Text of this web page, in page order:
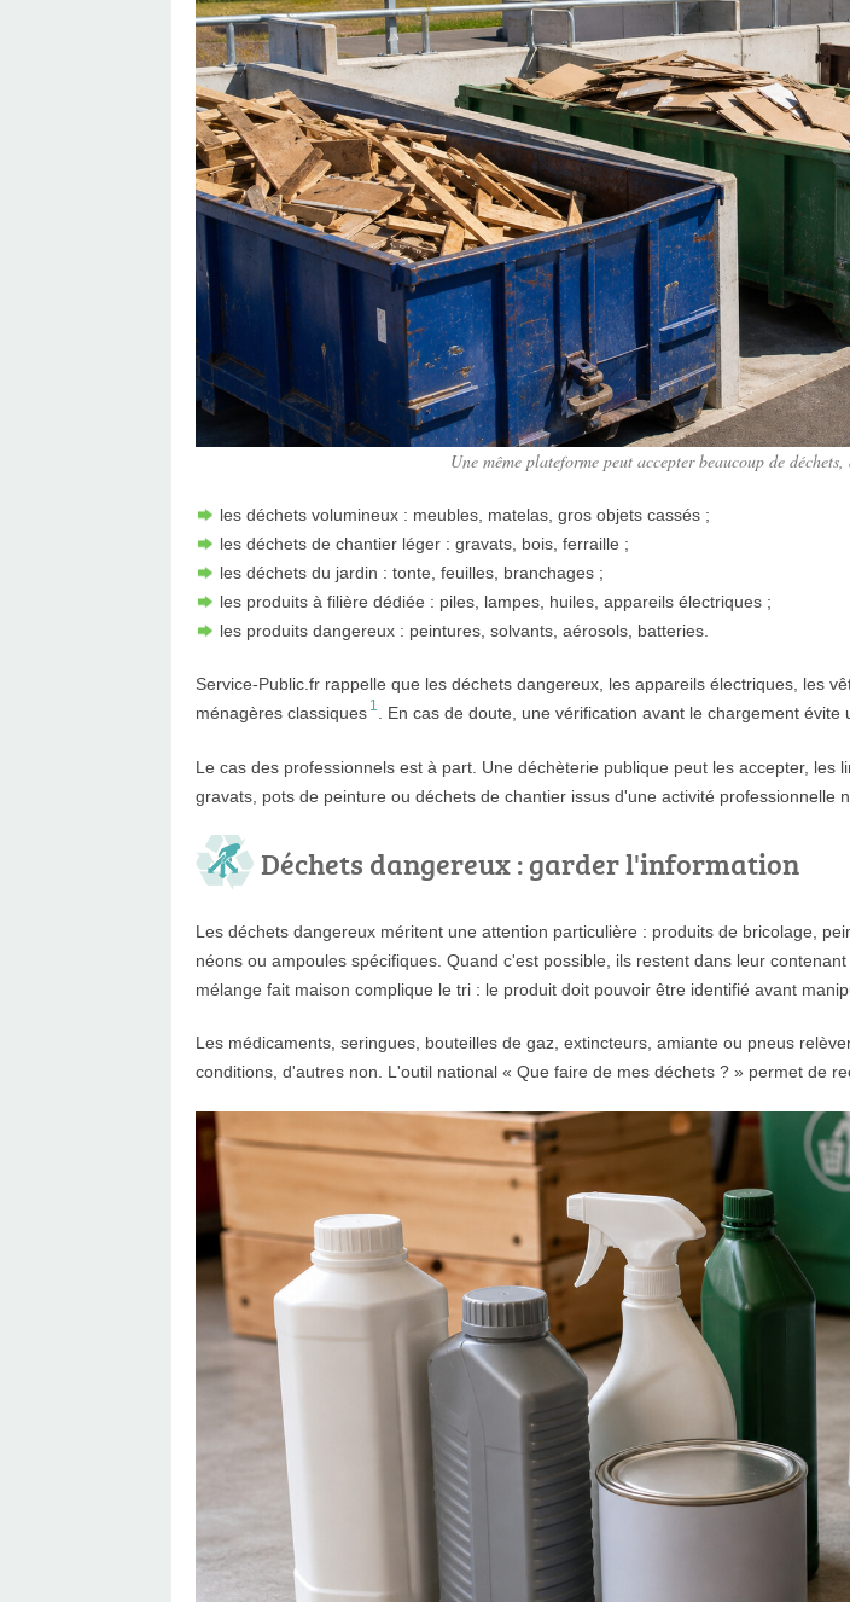
Une même plateforme peut accepter beaucoup de
les déchets volumineux : meubles, matelas, gros objets cassés ;
les déchets de chantier léger : gravats, bois, ferraille ;
les déchets du jardin : tonte, feuilles, branchages ;
les produits à filière dédiée : piles, lampes, huiles, appareils électriques ;
les produits dangereux : peintures, solvants, aérosols, batteries.
Service-Public.fr rappelle que les déchets dangereux, les appareils électriques, les
ménagères classiques 1 . En cas de doute, une vérification avant le chargement évite
Le cas des professionnels est à part. Une déchèterie publique peut les accepter,
gravats, pots de peinture ou déchets de chantier issus d'une activité
Déchets dangereux : garder l'information
Les déchets dangereux méritent une attention particulière : produits de bricolage,
néons ou ampoules spécifiques. Quand c'est possible, ils restent dans leur
mélange fait maison complique le tri : le produit doit pouvoir être identifié avant
Les médicaments, seringues, bouteilles de gaz, extincteurs, amiante ou pneus
conditions, d'autres non. L'outil national « Que faire de mes déchets ? » permet de